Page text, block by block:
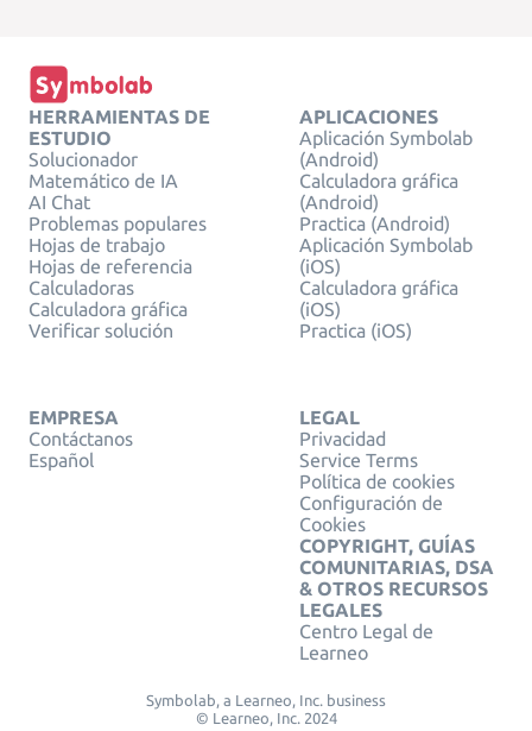
HERRAMIENTAS DE
ESTUDIO
Solucionador
Matemático de IA
AI Chat
Problemas populares
Hojas de trabajo
Hojas de referencia
Calculadoras
Calculadora gráfica
Verificar solución
APLICACIONES
Aplicación Symbolab
(Android)
Calculadora gráfica
(Android)
Practica (Android)
Aplicación Symbolab
(iOS)
Calculadora gráfica
(iOS)
Practica (iOS)
EMPRESA
Contáctanos
Español
LEGAL
Privacidad
Service Terms
Política de cookies
Configuración de
Cookies
COPYRIGHT, GUÍAS
COMUNITARIAS, DSA
& OTROS RECURSOS
LEGALES
Centro Legal de
Learneo
Symbolab, a Learneo, Inc. business
© Learneo, Inc. 2024